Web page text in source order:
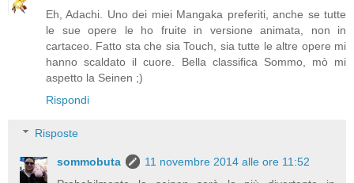
Eh, Adachi. Uno dei miei Mangaka preferiti, anche se tutte
le sue opere le ho fruite in versione animata, non in
cartaceo. Fatto sta che sia Touch, sia tutte le altre opere mi
hanno scaldato il cuore. Bella classifica Sommo, mò mi
aspetto la Seinen ;)
Rispondi
Risposte
sommobuta
11 novembre 2014 alle ore 11:52